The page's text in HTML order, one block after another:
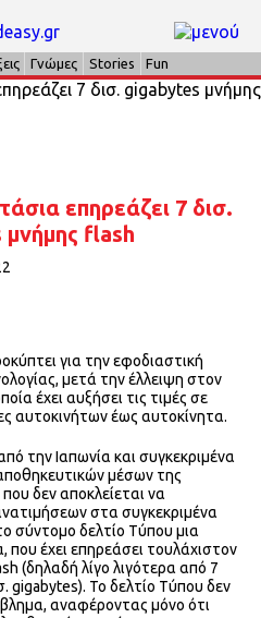
Γνώμες Stories Fun
επηρεάζει 7 δισ.
flash
για την εφοδιαστική
μετά την έλλειψη στον
έχει αυξήσει τις τιμές σε
αυτοκινήτων έως αυτοκίνητα.
την Ιαπωνία και συγκεκριμένα
μέσων της
δεν αποκλείεται να
στα συγκεκριμένα
σύντομο δελτίο Τύπου μια
έχει επηρεάσει τουλάχιστον
(δηλαδή λίγο λιγότερα από 7
gigabytes). Το δελτίο Τύπου δεν
αναφέροντας μόνο ότι